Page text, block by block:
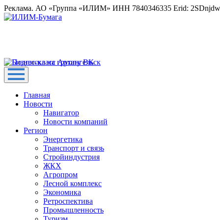
Реклама. АО «Группа «ИЛИМ» ИНН 7840346335 Erid:
Главная
Новости
Навигатор
Новости компаний
Регион
Энергетика
Транспорт и связь
Стройиндустрия
ЖКХ
Агропром
Лесной комплекс
Экономика
Ретроспектива
Промышленность